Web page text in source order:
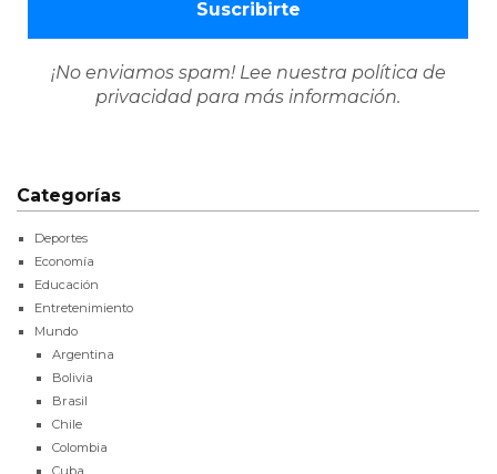
¡No enviamos spam! Lee nuestra política de
privacidad para más información.
Categorías
Deportes
Economía
Educación
Entretenimiento
Mundo
Argentina
Bolivia
Brasil
Chile
Colombia